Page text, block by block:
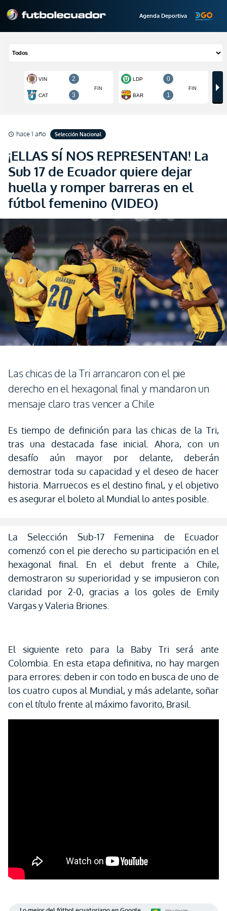
Agenda Deportiva
schedule hace 1 año Selección Nacional
¡ELLAS SÍ NOS REPRESENTAN! La
Sub 17 de Ecuador quiere dejar
huella y romper barreras en el
fútbol femenino (VIDEO)
Las chicas de la Tri arrancaron con el pie
derecho en el hexagonal final y mandaron un
mensaje claro tras vencer a Chile
Es tiempo de definición para las chicas de la Tri,
tras una destacada fase inicial. Ahora, con un
desafío aún mayor por delante, deberán
demostrar toda su capacidad y el deseo de hacer
historia. Marruecos es el destino final, y el objetivo
es asegurar el boleto al Mundial lo antes posible.
La Selección Sub-17 Femenina de Ecuador
comenzó con el pie derecho su participación en el
hexagonal final. En el debut frente a Chile,
demostraron su superioridad y se impusieron con
claridad por 2-0, gracias a los goles de Emily
Vargas y Valeria Briones.
El siguiente reto para la Baby Tri será ante
Colombia. En esta etapa definitiva, no hay margen
para errores: deben ir con todo en busca de uno de
los cuatro cupos al Mundial, y más adelante, soñar
con el título frente al máximo favorito, Brasil.